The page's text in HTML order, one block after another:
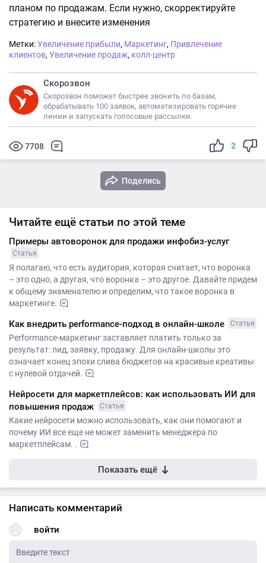
планом по продажам. Если нужно, скорректируйте
стратегию и внесите изменения
Метки:Увеличение прибыли, Маркетинг, Привлечение
клиентов, Увеличение продаж, колл-центр
Скорозвон
Скорозвон поможет быстрее звонить по базам,
обрабатывать 100 заявок, автоматизировать горячие
линии и запускать голосовые рассылки.
7708 2
Поделись
Читайте ещё статьи по этой теме
Примеры автоворонок для продажи инфобиз-услуг
Статья
Я полагаю, что есть аудитория, которая считает, что воронка
– это одно, а другая, что воронка – это другое. Давайте придем
к общему знаменателю и определим, что такое воронка в
маркетинге.
Как внедрить performance-подход в онлайн-школе Статья
Performance-маркетинг заставляет платить только за
результат: лид, заявку, продажу. Для онлайн-школы это
означает конец эпохи слива бюджетов на красивые креативы
с нулевой отдачей.
Нейросети для маркетплейсов: как использовать ИИ для
повышения продаж
Статья
Какие нейросети можно использовать, как они помогают и
почему ИИ все еще не может заменить менеджера по
маркетплейсам. .
Показать ещё
Написать комментарий
войти